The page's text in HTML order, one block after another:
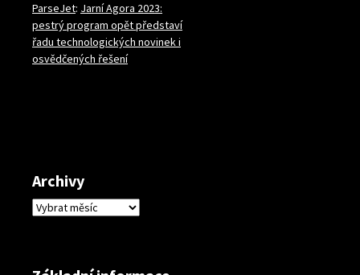
ParseJet: Jarní Agora 2023:
pestrý program opět představí
řadu technologických novinek i
osvědčených řešení
Archivy
Archivy